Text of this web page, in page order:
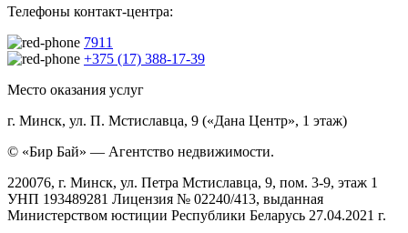
Телефоны контакт-центра:
7911
+375 (17) 388-17-39
Место оказания услуг
г. Минск, ул. П. Мстиславца, 9 («Дана Центр», 1 этаж)
© «Бир Бай» — Агентство недвижимости.
220076, г. Минск, ул. Петра Мстиславца, 9, пом. 3-9, этаж 1
УНП 193489281 Лицензия № 02240/413, выданная
Министерством юстиции Республики Беларусь 27.04.2021 г.